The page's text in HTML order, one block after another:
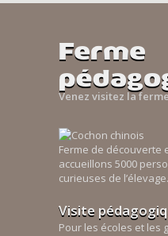
Ferme
Venez visitez la
Ferme de découverte
accueillons 5000
curieuses de l’élevage.
Visite
Pour les écoles et les